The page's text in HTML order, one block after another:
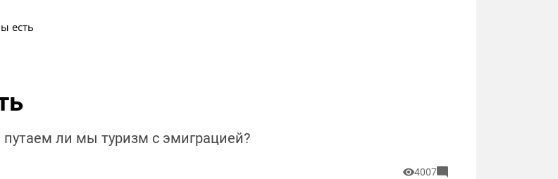
есть
путаем ли мы туризм с эмиграцией?
4007